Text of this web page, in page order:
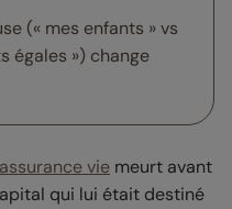
(« mes enfants » vs
égales ») change
vie meurt avant
qui lui était destiné